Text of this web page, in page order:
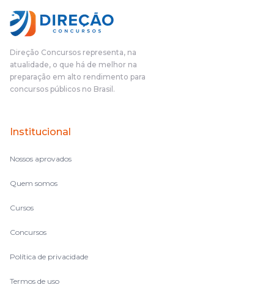
Direção Concursos representa, na
atualidade, o que há de melhor na
preparação em alto rendimento para
concursos públicos no Brasil.
Institucional
Nossos aprovados
Quem somos
Cursos
Concursos
Política de privacidade
Termos de uso